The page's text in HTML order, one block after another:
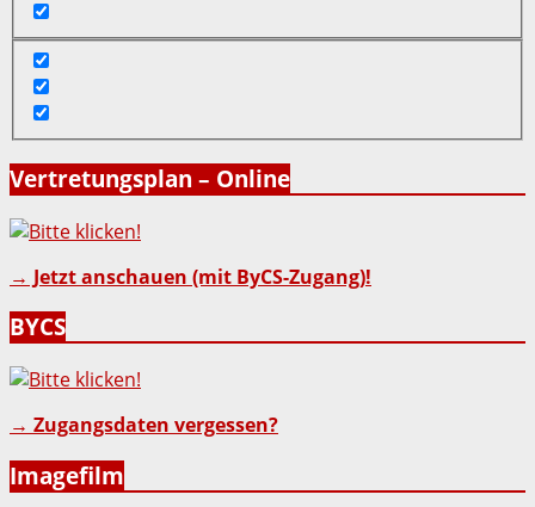
Vertretungsplan – Online
→ Jetzt anschauen (mit ByCS-Zugang)!
BYCS
→ Zugangsdaten vergessen?
Imagefilm